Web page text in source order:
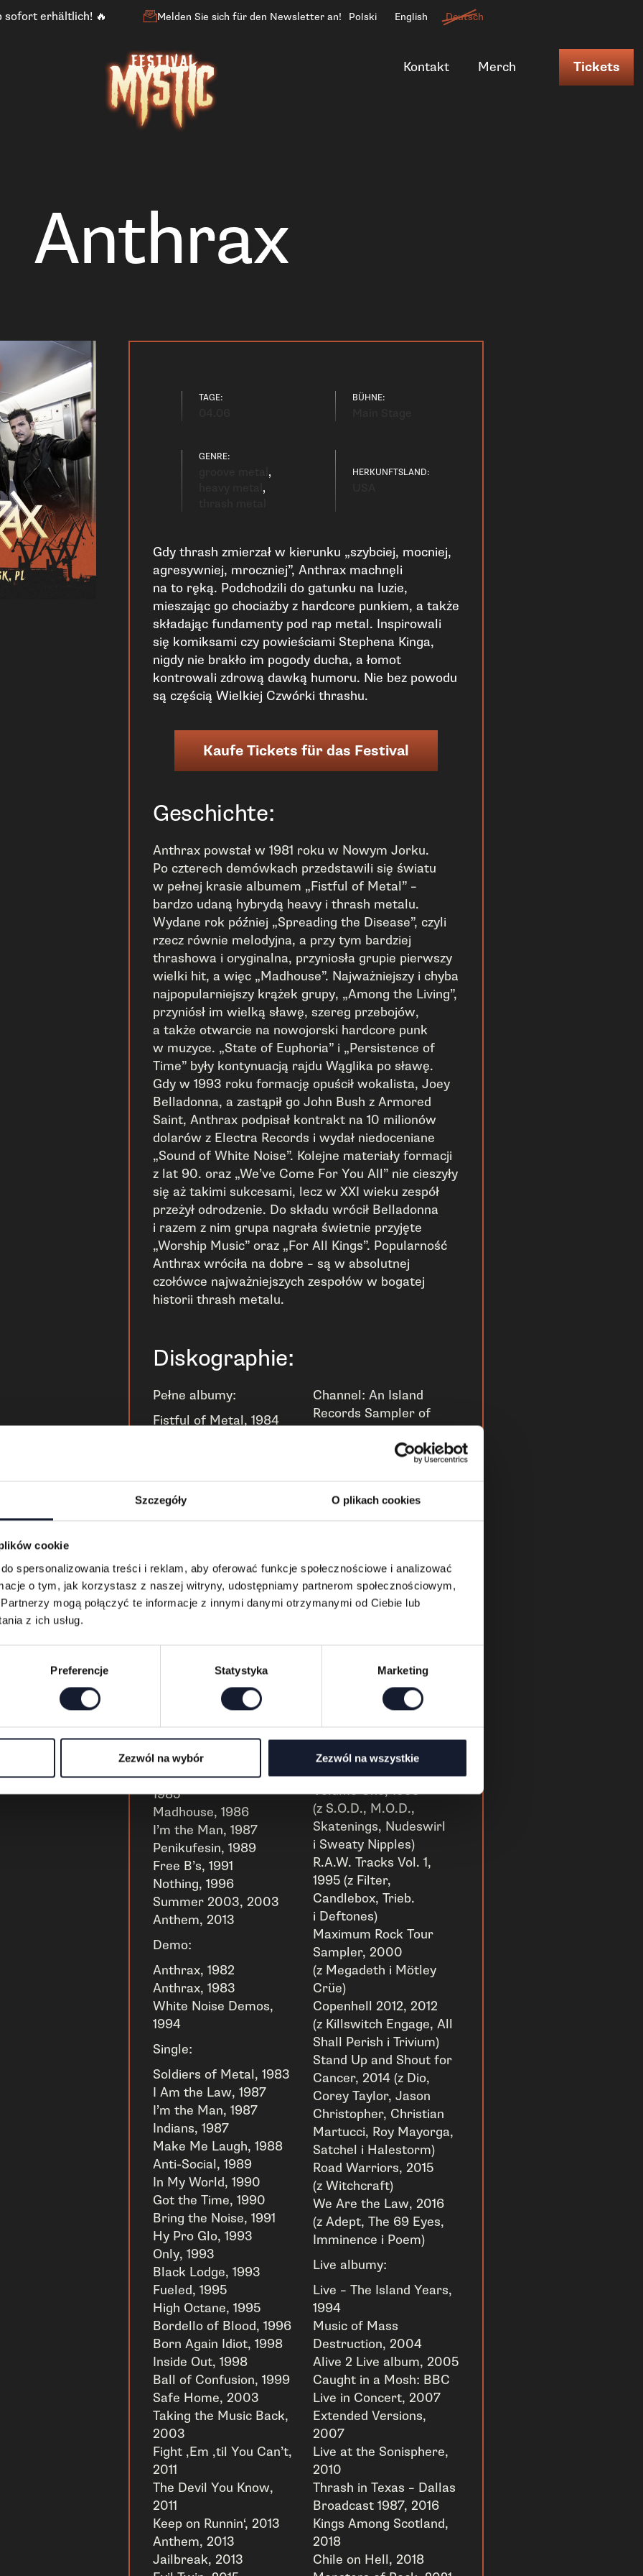
Szczegóły O plikach cookies
cookie
spersonalizowania treści i reklam, aby oferować funkcje społecznościowe i analizować
o tym, jak korzystasz z naszej witryny, udostępniamy partnerom społecznościowym,
mogą połączyć te informacje z innymi danymi otrzymanymi od Ciebie lub
z ich usług.
Preferencje Statystyka Marketing
Zezwól na wybór Zezwól na wszystkie
sofort erhältlich! 🔥 Melden Sie sich für den Newsletter an! Polski English Deutsch
Kontakt Merch Tickets
Anthrax
TAGE: BÜHNE:
GENRE:
,
,
HERKUNFTSLAND:
Gdy thrash zmierzał w kierunku „szybciej, mocniej,
agresywniej, mroczniej”, Anthrax machnęli
na to ręką. Podchodzili do gatunku na luzie,
mieszając go chociażby z hardcore punkiem, a także
składając fundamenty pod rap metal. Inspirowali
się komiksami czy powieściami Stephena Kinga,
nigdy nie brakło im pogody ducha, a łomot
kontrowali zdrową dawką humoru. Nie bez powodu
są częścią Wielkiej Czwórki thrashu.
Kaufe Tickets für das Festival
Geschichte:
Anthrax powstał w 1981 roku w Nowym Jorku.
Po czterech demówkach przedstawili się światu
w pełnej krasie albumem „Fistful of Metal” –
bardzo udaną hybrydą heavy i thrash metalu.
Wydane rok później „Spreading the Disease”, czyli
rzecz równie melodyjna, a przy tym bardziej
thrashowa i oryginalna, przyniosła grupie pierwszy
wielki hit, a więc „Madhouse”. Najważniejszy i chyba
najpopularniejszy krążek grupy, „Among the Living”,
przyniósł im wielką sławę, szereg przebojów,
a także otwarcie na nowojorski hardcore punk
w muzyce. „State of Euphoria” i „Persistence of
Time” były kontynuacją rajdu Wąglika po sławę.
Gdy w 1993 roku formację opuścił wokalista, Joey
Belladonna, a zastąpił go John Bush z Armored
Saint, Anthrax podpisał kontrakt na 10 milionów
dolarów z Electra Records i wydał niedoceniane
„Sound of White Noise”. Kolejne materiały formacji
z lat 90. oraz „We’ve Come For You All” nie cieszyły
się aż takimi sukcesami, lecz w XXI wieku zespół
przeżył odrodzenie. Do składu wrócił Belladonna
i razem z nim grupa nagrała świetnie przyjęte
„Worship Music” oraz „For All Kings”. Popularność
Anthrax wróciła na dobre – są w absolutnej
czołówce najważniejszych zespołów w bogatej
historii thrash metalu.
Diskographie:
Pełne albumy:
Fistful of Metal, 1984
State of Euphoria, 1988
Persistence of Time,
1993
Stomp 442, 1995
Volume 8 – The Threat
The Greater of Two
Worship Music, 2011
For All Kings, 2016
EP-ki:
Armed and Dangerous,
1985
Madhouse, 1986
I’m the Man, 1987
Penikufesin, 1989
Free B’s, 1991
Nothing, 1996
Summer 2003, 2003
Anthem, 2013
Demo:
Anthrax, 1982
Anthrax, 1983
White Noise Demos,
1994
Single:
Soldiers of Metal, 1983
I Am the Law, 1987
I’m the Man, 1987
Indians, 1987
Make Me Laugh, 1988
Anti-Social, 1989
In My World, 1990
Got the Time, 1990
Bring the Noise, 1991
Hy Pro Glo, 1993
Only, 1993
Black Lodge, 1993
Fueled, 1995
High Octane, 1995
Bordello of Blood, 1996
Born Again Idiot, 1998
Inside Out, 1998
Ball of Confusion, 1999
Safe Home, 2003
Taking the Music Back,
2003
Fight ‚Em ‚til You Can’t,
2011
The Devil You Know,
2011
Keep on Runnin‘, 2013
Anthem, 2013
Jailbreak, 2013
Channel: An Island
Records Sampler of
New Rock For the
Nineties, 1991 (z P.M.
Dawn, Stereo MC’s,
Dream Warriors i The
Disposable Heroes of
Hiphoprisy)
Sampler, 1993 (z Primus,
Beavis & Butt-Head
i Red Hot Chili Peppers)
Solicitation Cassette,
1994 (z I To I i Wet Wet
A Decade of Def Jam
(z Beastie Boys, Public
Enemy i LL Cool J)
Megaforce Worldwide –
Volume One, 1995
(z S.O.D., M.O.D.,
Skatenings, Nudeswirl
i Sweaty Nipples)
R.A.W. Tracks Vol. 1,
1995 (z Filter,
Candlebox, Trieb.
i Deftones)
Maximum Rock Tour
Sampler, 2000
(z Megadeth i Mötley
Crüe)
Copenhell 2012, 2012
(z Killswitch Engage, All
Shall Perish i Trivium)
Stand Up and Shout for
Cancer, 2014 (z Dio,
Corey Taylor, Jason
Christopher, Christian
Martucci, Roy Mayorga,
Satchel i Halestorm)
Road Warriors, 2015
(z Witchcraft)
We Are the Law, 2016
(z Adept, The 69 Eyes,
Imminence i Poem)
Live albumy:
Live – The Island Years,
1994
Music of Mass
Destruction, 2004
Alive 2 Live album, 2005
Caught in a Mosh: BBC
Live in Concert, 2007
Extended Versions,
2007
Live at the Sonisphere,
2010
Thrash in Texas – Dallas
Broadcast 1987, 2016
Kings Among Scotland,
2018
Chile on Hell, 2018